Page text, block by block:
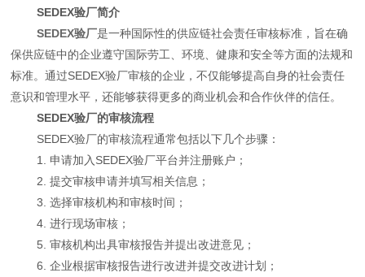
SEDEX验厂简介
SEDEX验厂是一种国际性的供应链社会责任审核标准，旨在确
保供应链中的企业遵守国际劳工、环境、健康和安全等方面的法规和
标准。通过SEDEX验厂审核的企业，不仅能够提高自身的社会责任
意识和管理水平，还能够获得更多的商业机会和合作伙伴的信任。
SEDEX验厂的审核流程
SEDEX验厂的审核流程通常包括以下几个步骤：
1. 申请加入SEDEX验厂平台并注册账户；
2. 提交审核申请并填写相关信息；
3. 选择审核机构和审核时间；
4. 进行现场审核；
5. 审核机构出具审核报告并提出改进意见；
6. 企业根据审核报告进行改进并提交改进计划；